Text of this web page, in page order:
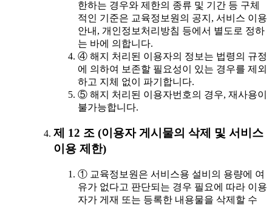
한하는 경우와 제한의 종류 및 기간 등 구체
적인 기준은 교육정보원의 공지, 서비스 이용
안내, 개인정보처리방침 등에서 별도로 정하
는 바에 의합니다.
④ 해지 처리된 이용자의 정보는 법령의 규정
에 의하여 보존할 필요성이 있는 경우를 제외
하고 지체 없이 파기합니다.
⑤ 해지 처리된 이용자번호의 경우, 재사용이
불가능합니다.
제 12 조 (이용자 게시물의 삭제 및 서비스
이용 제한)
① 교육정보원은 서비스용 설비의 용량에 여
유가 없다고 판단되는 경우 필요에 따라 이용
자가 게재 또는 등록한 내용물을 삭제할 수